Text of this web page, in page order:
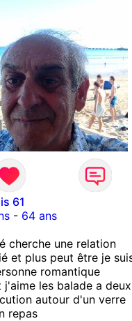
61
- 64 ans
cherche une relation
et plus peut être je
romantique
j'aime les balade a deux
autour d'un verre
repas